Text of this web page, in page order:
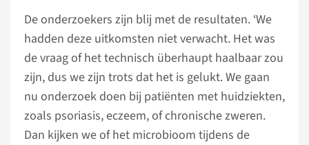
De onderzoekers zijn blij met de resultaten. ‘We
hadden deze uitkomsten niet verwacht. Het was
de vraag of het technisch überhaupt haalbaar zou
zijn, dus we zijn trots dat het is gelukt. We gaan
nu onderzoek doen bij patiënten met huidziekten,
zoals psoriasis, eczeem, of chronische zweren.
Dan kijken we of het microbioom tijdens de